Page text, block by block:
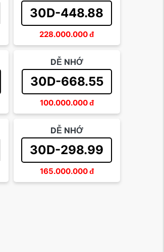
30D-448.88
228.000.000đ
DỄ NHỚ
30D-668.55
100.000.000đ
DỄ NHỚ
30D-298.99
165.000.000đ